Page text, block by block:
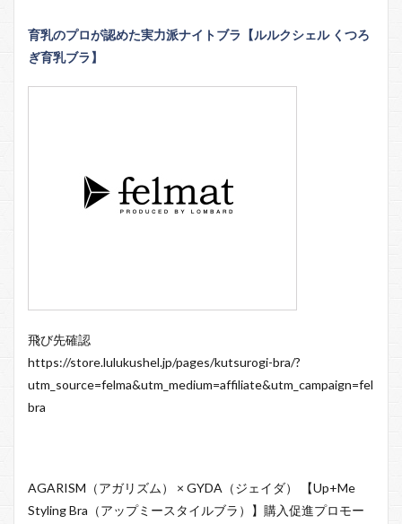
育乳のプロが認めた実力派ナイトブラ【ルルクシェル くつろ
ぎ育乳ブラ】
飛び先確認
https://store.lulukushel.jp/pages/kutsurogi-bra/?
utm_source=felma&utm_medium=affiliate&utm_campaign=fel
bra
AGARISM（アガリズム） × GYDA（ジェイダ） 【Up+Me
Styling Bra（アップミースタイルブラ）】購入促進プロモー